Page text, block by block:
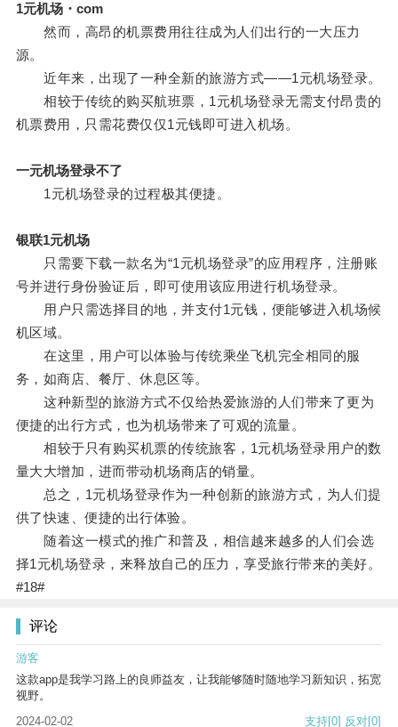
1元机场・com
然而，高昂的机票费用往往成为人们出行的一大压力
源。
近年来，出现了一种全新的旅游方式——1元机场登录。
相较于传统的购买航班票，1元机场登录无需支付昂贵的
机票费用，只需花费仅仅1元钱即可进入机场。
一元机场登录不了
1元机场登录的过程极其便捷。
银联1元机场
只需要下载一款名为“1元机场登录”的应用程序，注册账
号并进行身份验证后，即可使用该应用进行机场登录。
用户只需选择目的地，并支付1元钱，便能够进入机场候
机区域。
在这里，用户可以体验与传统乘坐飞机完全相同的服
务，如商店、餐厅、休息区等。
这种新型的旅游方式不仅给热爱旅游的人们带来了更为
便捷的出行方式，也为机场带来了可观的流量。
相较于只有购买机票的传统旅客，1元机场登录用户的数
量大大增加，进而带动机场商店的销量。
总之，1元机场登录作为一种创新的旅游方式，为人们提
供了快速、便捷的出行体验。
随着这一模式的推广和普及，相信越来越多的人们会选
择1元机场登录，来释放自己的压力，享受旅行带来的美好。
#18#
评论
游客
这款app是我学习路上的良师益友，让我能够随时随地学习新知识，拓宽
视野。
2024-02-02
支持[0] 反对[0]